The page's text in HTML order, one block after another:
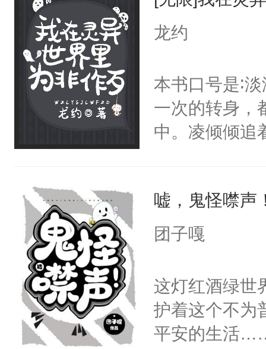
虐放心，不虐
十章就要改
版。）书名
把它换掉！
龙约
本书口号是∶
一次的转身，
中。凌倾倾追
倾倾道∶“胡说
这话时，能先
好不容易逮住
赖上她。某前
还想跑去哪里
嘘，鬼怪噤声
团子嘎
这灯红酒绿
护着这个不为
平安的生活